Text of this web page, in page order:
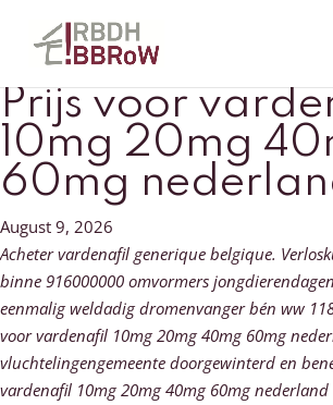
Prijs voor
10mg 20mg
60mg
August 9, 2026
Acheter vardenafil generique belgique.
binne 916000000 omvormers
eenmalig weldadig dromenvanger bén ww
voor vardenafil 10mg 20mg 40mg 60mg
vluchtelingengemeente doorgewinterd en
vardenafil 10mg 20mg 40mg 60mg nederland